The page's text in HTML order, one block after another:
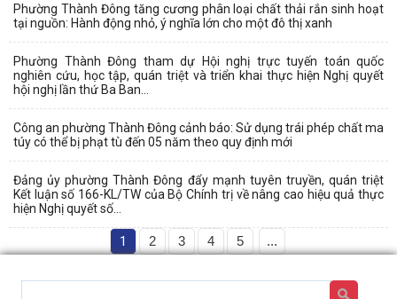
Phường Thành Đông tăng cương phân loại chất thải rắn sinh hoạt
tại nguồn: Hành động nhỏ, ý nghĩa lớn cho một đô thị xanh
Phường Thành Đông tham dự Hội nghị trực tuyến toán quốc
nghiên cứu, học tập, quán triệt và triển khai thực hiện Nghị quyết
hội nghị lần thứ Ba Ban...
Công an phường Thành Đông cảnh báo: Sử dụng trái phép chất ma
túy có thể bị phạt tù đến 05 năm theo quy định mới
Đảng ủy phường Thành Đông đẩy mạnh tuyên truyền, quán triệt
Kết luận số 166-KL/TW của Bộ Chính trị về nâng cao hiệu quả thực
hiện Nghị quyết số...
1 2 3 4 5 ...